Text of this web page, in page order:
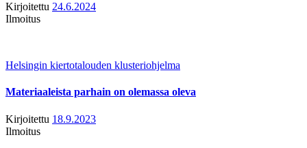
Kirjoitettu 24.6.2024
Ilmoitus
Helsingin kiertotalouden klusteriohjelma
Materiaaleista parhain on olemassa oleva
Kirjoitettu 18.9.2023
Ilmoitus